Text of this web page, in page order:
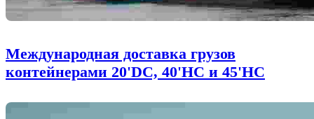
Международная доставка грузов
контейнерами 20'DC, 40'HC и 45'HC